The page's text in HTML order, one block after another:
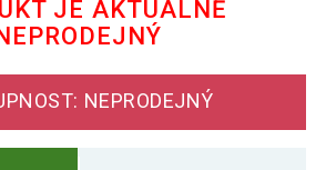
JE AKTUÁLNĚ
NEPRODEJNÝ